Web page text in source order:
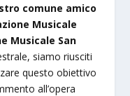
comune amico
Musicale
Musicale San
siamo riusciti
questo obiettivo
all’opera